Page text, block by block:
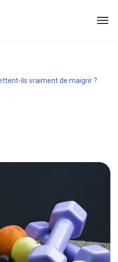
ils vraiment de maigrir ?